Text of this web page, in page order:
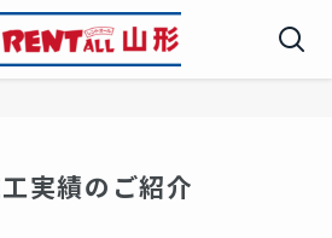
実績のご紹介